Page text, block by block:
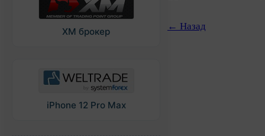
XM брокер
iPhone 12 Pro Max
← Назад